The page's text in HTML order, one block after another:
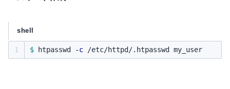
shell
1 $ htpasswd -c